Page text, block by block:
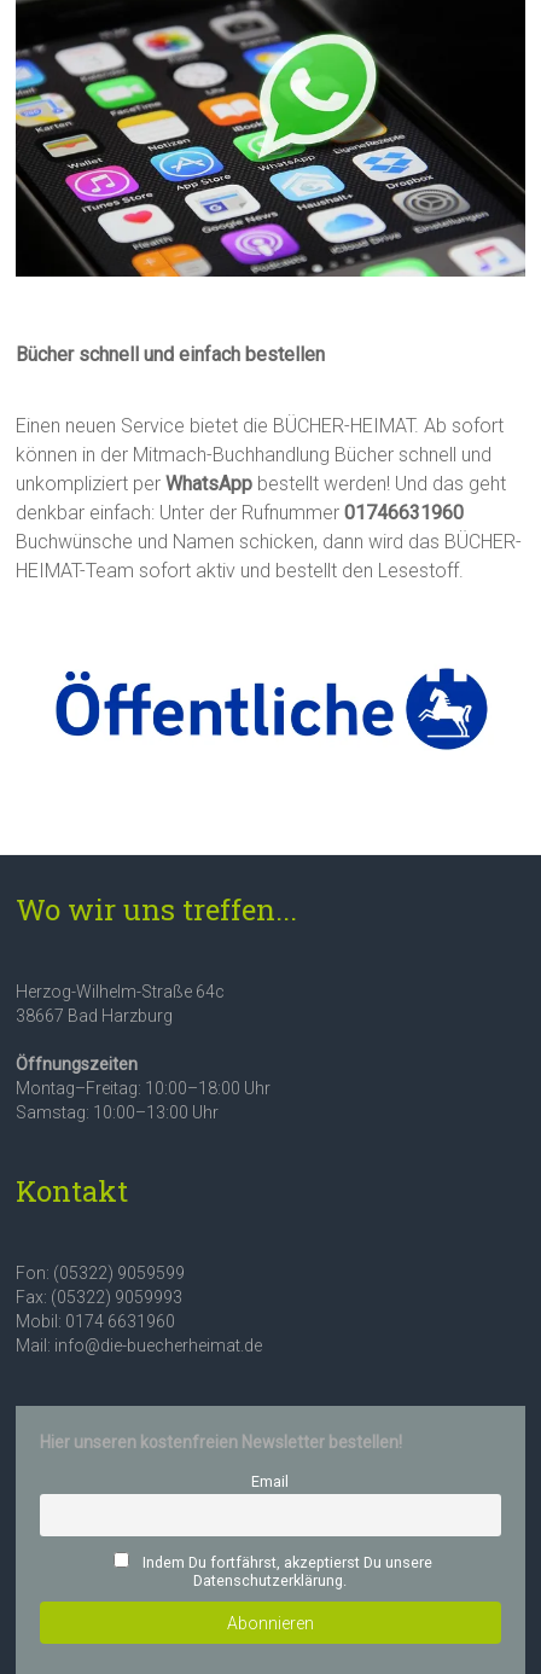
Bücher schnell und einfach bestellen
Einen neuen Service bietet die BÜCHER-HEIMAT. Ab sofort
können in der Mitmach-Buchhandlung Bücher schnell und
unkompliziert perWhatsApp bestellt werden! Und das geht
denkbar einfach: Unter der Rufnummer01746631960
Buchwünsche und Namen schicken, dann wird das BÜCHER-
HEIMAT-Team sofort aktiv und bestellt den Lesestoff.
Wo wir uns treffen...
Herzog-Wilhelm-Straße 64c
38667 Bad Harzburg
Öffnungszeiten
Montag–Freitag: 10:00–18:00 Uhr
Samstag: 10:00–13:00 Uhr
Kontakt
Fon: (05322) 9059599
Fax: (05322) 9059993
Mobil: 0174 6631960
Mail: info@die-buecherheimat.de
Hier unseren kostenfreien Newsletter bestellen!
Email
Indem Du fortfährst, akzeptierst Du unsere
Datenschutzerklärung.